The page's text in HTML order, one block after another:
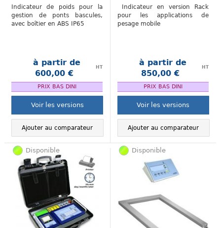
Indicateur de poids pour la
gestion de ponts bascules,
avec boîtier en ABS IP65
à partir de
600,00 €
HT
PRIX BAS DINI
Voir les versions
Ajouter au comparateur
Indicateur en version Rack
pour les applications de
pesage mobile
à partir de
850,00 €
HT
PRIX BAS DINI
Voir les versions
Ajouter au comparateur
Disponible Disponible